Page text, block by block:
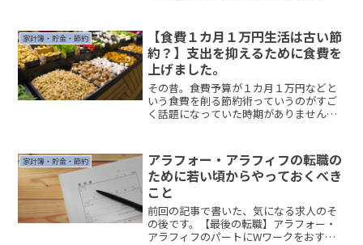
ち抜群！プリン石鹸の作り方と使いかた
住居用洗剤をなるべく...
家計簿・貯金・節約
【食費１カ月１万円生活は古い節
約？】支出を抑えるために食費を
上げました。
その昔。食費予算が１カ月１万円などと
いう食費を削る節約術っていうのがすご
く話題になっていた時期がありませんで
食材を使った料理とかめちゃくちゃ参考
にしていました。でも今は...
家計簿・貯金・節約
アラフォー・アラフィフの転職の
ために若い頃からやっておくべき
こと
前回の記事で書いた、気になる求人のそ
の後です。【最後の転職】アラフォー・
アラフィフのパートにWワークをおすす